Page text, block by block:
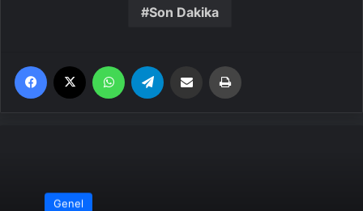
Son Dakika
Facebook WhatsApp Email'den paylaş
Genel